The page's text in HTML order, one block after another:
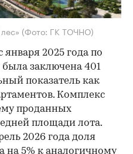
(Фото: ГК ТОЧНО)
2025 года по
была заключена 401
показатель как
Комплекс
проданных
площади лота.
2026 года доля
на 5% к аналогичному